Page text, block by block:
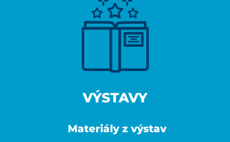
VÝSTAVY
Materiály z výstav